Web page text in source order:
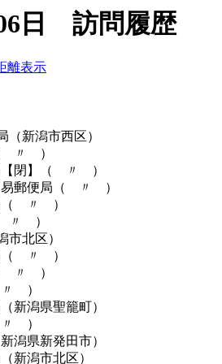
日 訪問履歴
離表示
（新潟市西区）
〃 ）
【閉】（ 〃 ）
易郵便局（ 〃 ）
（ 〃 ）
〃 ）
市北区）
（ 〃 ）
〃 ）
）
新潟県聖籠町）
）
潟県新発田市）
新潟市北区）